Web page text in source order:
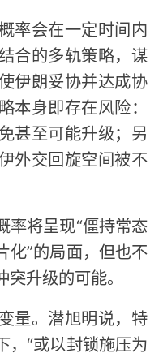
率会在一定时间内
合的多轨策略，谋
伊朗妥协并达成协
本身即存在风险：
甚至可能升级；另
外交回旋空间被不
率将呈现“僵持常态
化”的局面，但也不
升级的可能。
量。潜旭明说，特
，“或以封锁施压为